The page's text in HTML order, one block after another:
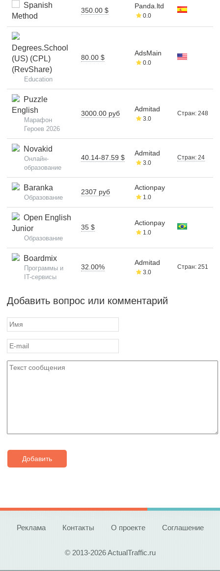
Spanish
Method
350.00 $
Panda.ltd
0.0
Degrees.School
(US) (CPL)
(RevShare)
Education
80.00 $
AdsMain
0.0
Puzzle
English
Марафон
Героев 2026
3000.00 руб
Admitad
3.0
Стран: 248
Novakid
Онлайн-
образование
40.14-87.59 $
Admitad
3.0
Стран: 24
Baranka
Образование
2307 руб
Actionpay
1.0
Open English
Junior
Образование
35 $
Actionpay
1.0
Boardmix
Программы и
IT-сервисы
32.00%
Admitad
3.0
Стран: 251
Добавить вопрос или комментарий
Добавить
Реклама Контакты О проекте Соглашение
© 2013-2026 ActualTraffic.ru